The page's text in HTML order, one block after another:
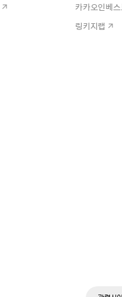
카카오인베
링키지랩